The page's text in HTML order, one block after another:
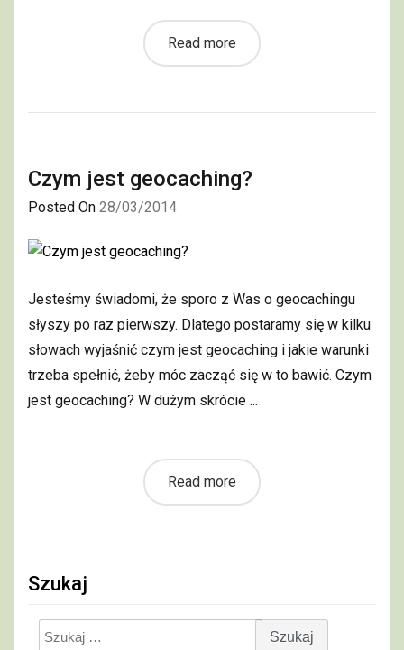
Read more
Czym jest geocaching?
Posted On 28/03/2014
Jesteśmy świadomi, że sporo z Was o geocachingu
słyszy po raz pierwszy. Dlatego postaramy się w kilku
słowach wyjaśnić czym jest geocaching i jakie warunki
trzeba spełnić, żeby móc zacząć się w to bawić. Czym
jest geocaching? W dużym skrócie ...
Read more
Szukaj
Szukaj: